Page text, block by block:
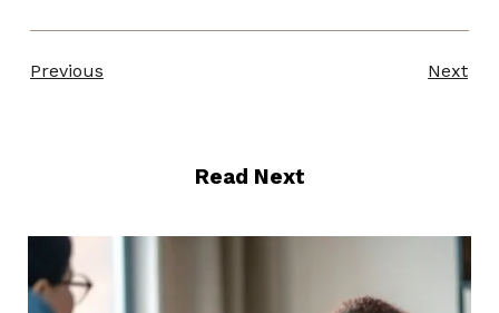
Previous Next
Read Next